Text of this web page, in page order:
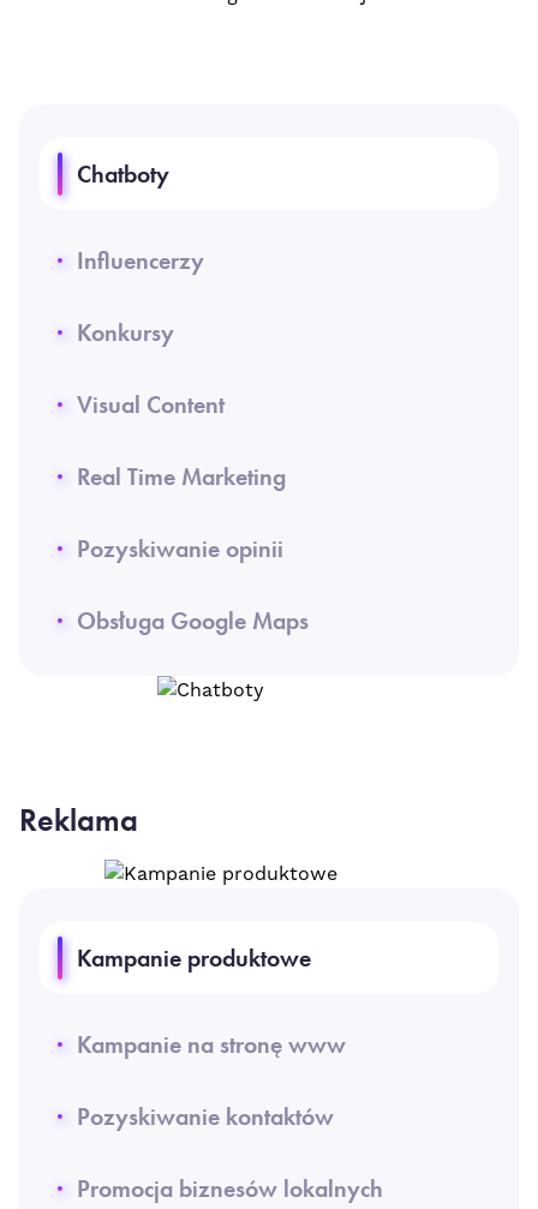
Chatboty
Influencerzy
Konkursy
Visual Content
Real Time Marketing
Pozyskiwanie opinii
Obsługa Google Maps
Reklama
Kampanie produktowe
Kampanie na stronę www
Pozyskiwanie kontaktów
Promocja biznesów lokalnych